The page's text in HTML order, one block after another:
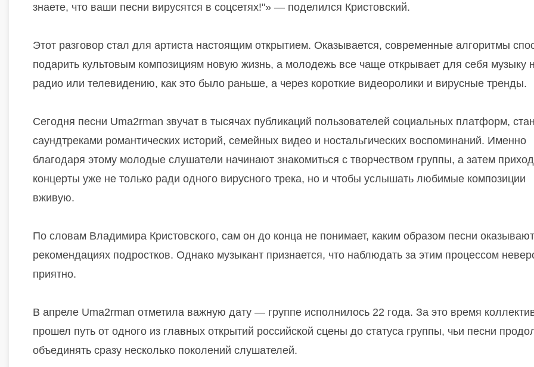
знаете, что ваши песни вирусятся в соцсетях!"» — поделился Кристовский.
Этот разговор стал для артиста настоящим открытием. Оказывается, современные алгоритмы
подарить культовым композициям новую жизнь, а молодежь все чаще открывает для себя музыку
радио или телевидению, как это было раньше, а через короткие видеоролики и вирусные тренды.
Сегодня песни Uma2rman звучат в тысячах публикаций пользователей социальных платформ,
саундтреками романтических историй, семейных видео и ностальгических воспоминаний. Именно
благодаря этому молодые слушатели начинают знакомиться с творчеством группы, а затем
концерты уже не только ради одного вирусного трека, но и чтобы услышать любимые композиции
вживую.
По словам Владимира Кристовского, сам он до конца не понимает, каким образом песни
рекомендациях подростков. Однако музыкант признается, что наблюдать за этим процессом
приятно.
В апреле Uma2rman отметила важную дату — группе исполнилось 22 года. За это время
прошел путь от одного из главных открытий российской сцены до статуса группы, чьи песни
объединять сразу несколько поколений слушателей.